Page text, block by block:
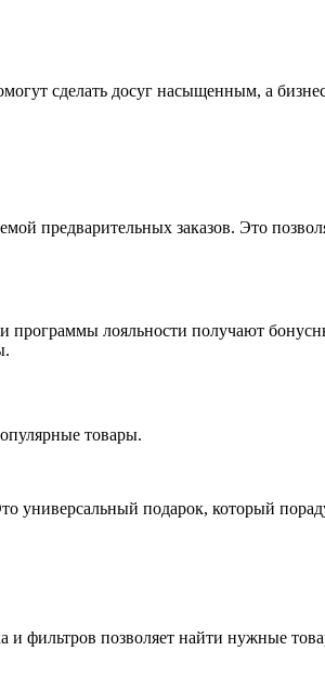
сделать досуг насыщенным, а
предварительных заказов. Это
лояльности получают
товары.
универсальный подарок, который
фильтров позволяет найти нужные